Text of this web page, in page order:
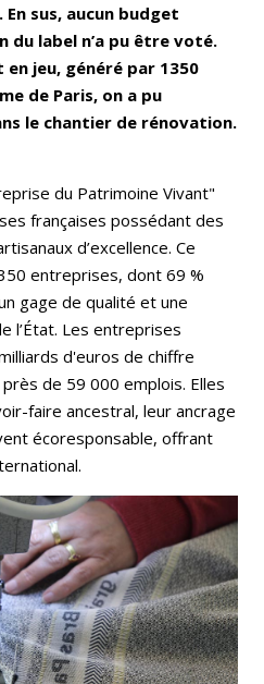
sus, aucun budget
label n’a pu être voté.
en jeu, généré par 1350
de Paris, on a pu
le chantier de rénovation.
du Patrimoine Vivant"
françaises possédant des
d’excellence. Ce
entreprises, dont 69 %
gage de qualité et une
l’État. Les entreprises
d'euros de chiffre
de 59 000 emplois. Elles
faire ancestral, leur ancrage
écoresponsable, offrant